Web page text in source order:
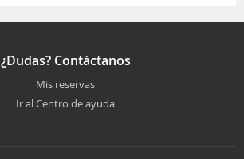
¿Dudas? Contáctanos
Mis reservas
Ir al Centro de ayuda